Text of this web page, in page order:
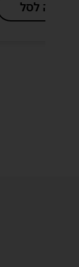
הוספה לסל